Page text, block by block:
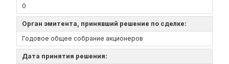
0
Орган эмитента, принявший решение по сделке:
Годовое общее собрание акционеров
Дата принятия решения: